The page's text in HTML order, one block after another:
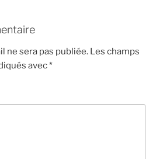
ne sera pas publiée. Les champs
avec*